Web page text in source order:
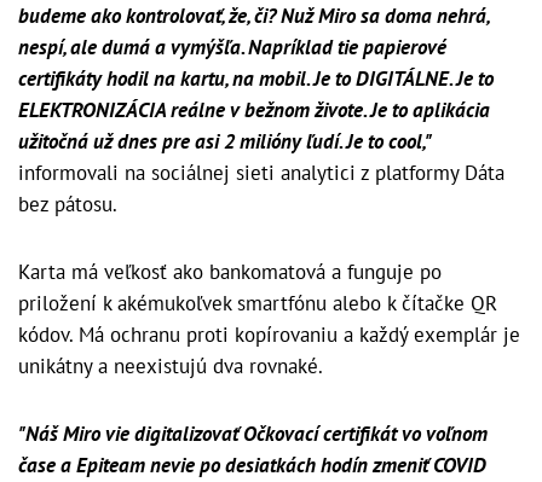
budeme ako kontrolovať, že, či? Nuž Miro sa doma nehrá,
nespí, ale dumá a vymýšľa. Napríklad tie papierové
certifikáty hodil na kartu, na mobil. Je to DIGITÁLNE. Je to
ELEKTRONIZÁCIA reálne v bežnom živote. Je to aplikácia
užitočná už dnes pre asi 2 milióny ľudí. Je to cool,"
informovali na sociálnej sieti analytici z platformy Dáta
bez pátosu.
Karta má veľkosť ako bankomatová a funguje po
priložení k akémukoľvek smartfónu alebo k čítačke QR
kódov. Má ochranu proti kopírovaniu a každý exemplár je
unikátny a neexistujú dva rovnaké.
"Náš Miro vie digitalizovať Očkovací certifikát vo voľnom
čase a Epiteam nevie po desiatkách hodín zmeniť COVID